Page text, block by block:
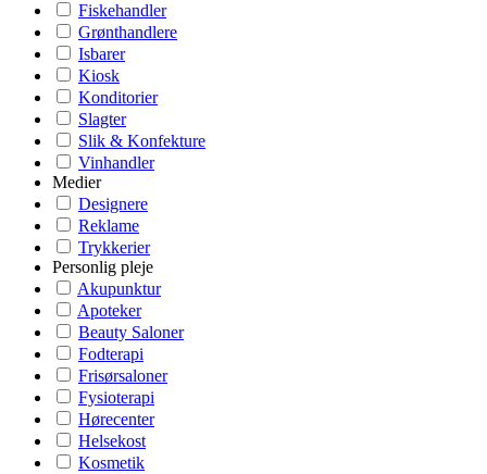
Fiskehandler
Grønthandlere
Isbarer
Kiosk
Konditorier
Slagter
Slik & Konfekture
Vinhandler
Medier
Designere
Reklame
Trykkerier
Personlig pleje
Akupunktur
Apoteker
Beauty Saloner
Fodterapi
Frisørsaloner
Fysioterapi
Hørecenter
Helsekost
Kosmetik